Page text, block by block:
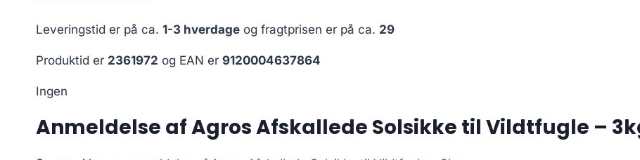
Leveringstid er på ca. 1-3 hverdage og fragtprisen er på ca. 29
Produktid er 2361972 og EAN er 9120004637864
Ingen
Anmeldelse af Agros Afskallede Solsikke til Vildtfugle –